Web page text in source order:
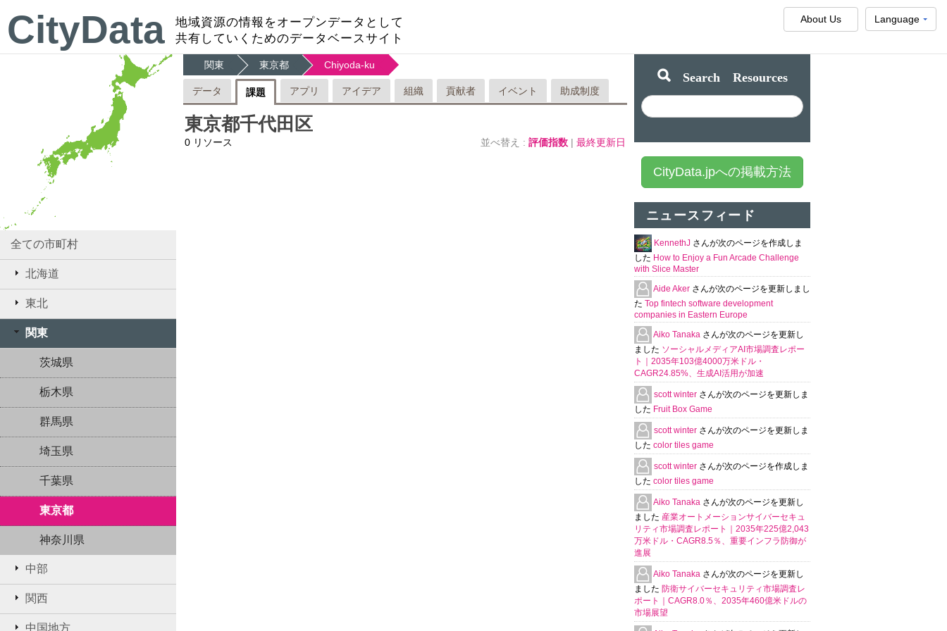
CityData
地域資源の情報をオープンデータとして
共有していくためのデータベースサイト
Language
About Us
全ての市町村
北海道
東北
関東
茨城県
栃木県
群馬県
埼玉県
千葉県
東京都
神奈川県
中部
関西
中国地方
関東 東京都 Chiyoda-ku
データ 課題 アプリ アイデア 組織 貢献者 イベント 助成制度
東京都千代田区
0 リソース 並べ替え : 評価指数 | 最終更新日
Search Resources
CityData.jpへの掲載方法
ニュースフィード
KennethJ さんが次のページを作成しま
した How to Enjoy a Fun Arcade Challenge
with Slice Master
Aide Aker さんが次のページを更新しまし
た Top fintech software development
companies in Eastern Europe
Aiko Tanaka さんが次のページを更新し
ました ソーシャルメディアAI市場調査レポー
ト｜2035年103億4000万米ドル・
CAGR24.85%、生成AI活用が加速
scott winter さんが次のページを更新しま
した Fruit Box Game
scott winter さんが次のページを更新しま
した color tiles game
scott winter さんが次のページを作成しま
した color tiles game
Aiko Tanaka さんが次のページを更新し
ました 産業オートメーションサイバーセキュ
リティ市場調査レポート｜2035年225億2,043
万米ドル・CAGR8.5％、重要インフラ防御が
進展
Aiko Tanaka さんが次のページを更新し
ました 防衛サイバーセキュリティ市場調査レ
ポート｜CAGR8.0％、2035年460億米ドルの
市場展望